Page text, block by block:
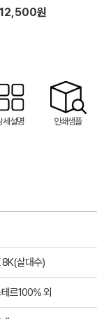
이
12,500원
세설명 인쇄샘플
살대수)
르100% 외